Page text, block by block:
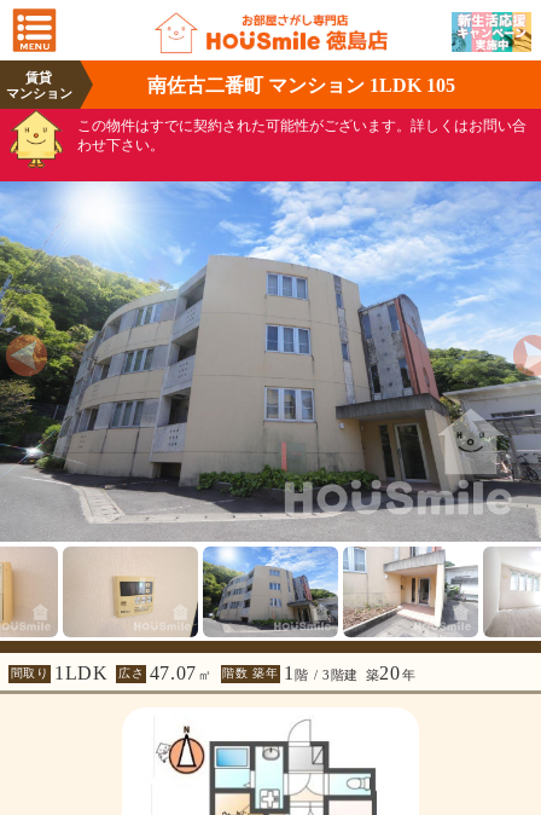
賃貸
マンション
南佐古二番町 マンション 1LDK 105
この物件はすでに契約された可能性がございます。詳しくはお問い合
わせ下さい。
間取り 1LDK 広さ 47.07 ㎡ 階数 築年 1 階 / 3階建 築20年